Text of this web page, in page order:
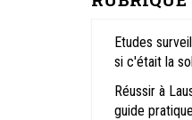
Etudes
si c'était la
Réussir à
guide